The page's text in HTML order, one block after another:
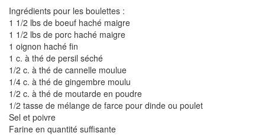
Ingrédients pour les boulettes :
1 1/2 lbs de boeuf haché maigre
1 1/2 lbs de porc haché maigre
1 oignon haché fin
1 c. à thé de persil séché
1/2 c. à thé de cannelle moulue
1/4 c. à thé de gingembre moulu
1/2 c. à thé de moutarde en poudre
1/2 tasse de mélange de farce pour dinde ou poulet
Sel et poivre
Farine en quantité suffisante